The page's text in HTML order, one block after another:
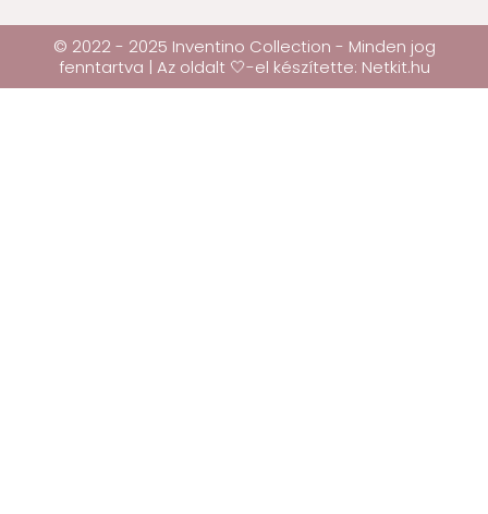
© 2022 - 2025 Inventino Collection - Minden jog
fenntartva | Az oldalt 🤍-el készítette: Netkit.hu